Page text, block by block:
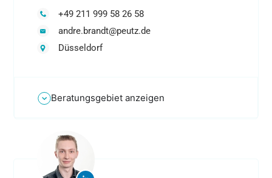
+49 211 999 58 26 58
andre.brandt@peutz.de
Düsseldorf
Beratungsgebiet anzeigen